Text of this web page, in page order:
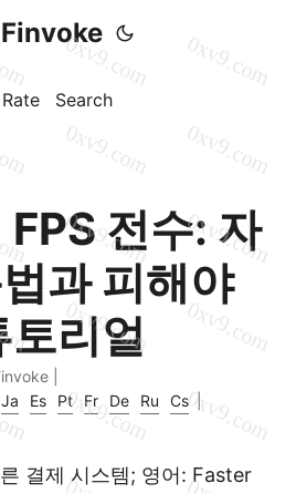
Search
FPS 전수: 자
과 피해야
토리얼
|
Ja Es Pt Fr De Ru Cs
결제 시스템; 영어: Faster